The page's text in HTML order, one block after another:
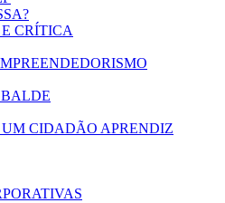
CRÍTICA
CIDADÃO APRENDIZ